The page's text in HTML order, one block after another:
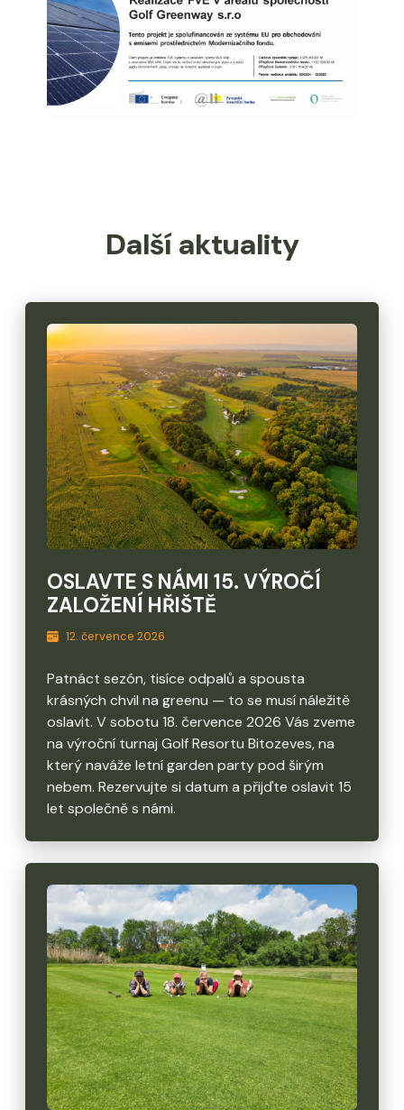
Další aktuality
OSLAVTE S NÁMI 15. VÝROČÍ
ZALOŽENÍ HŘIŠTĚ
12. července 2026
Patnáct sezón, tisíce odpalů a spousta
krásných chvil na greenu — to se musí náležitě
oslavit. V sobotu 18. července 2026 Vás zveme
na výroční turnaj Golf Resortu Bitozeves, na
který naváže letní garden party pod širým
nebem. Rezervujte si datum a přijďte oslavit 15
let společně s námi.